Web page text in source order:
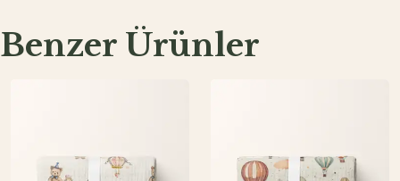
Benzer Ürünler